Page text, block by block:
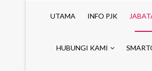
UTAMA INFO PJK
HUBUNGI KAMI